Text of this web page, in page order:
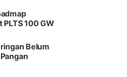
100 GW
Belum